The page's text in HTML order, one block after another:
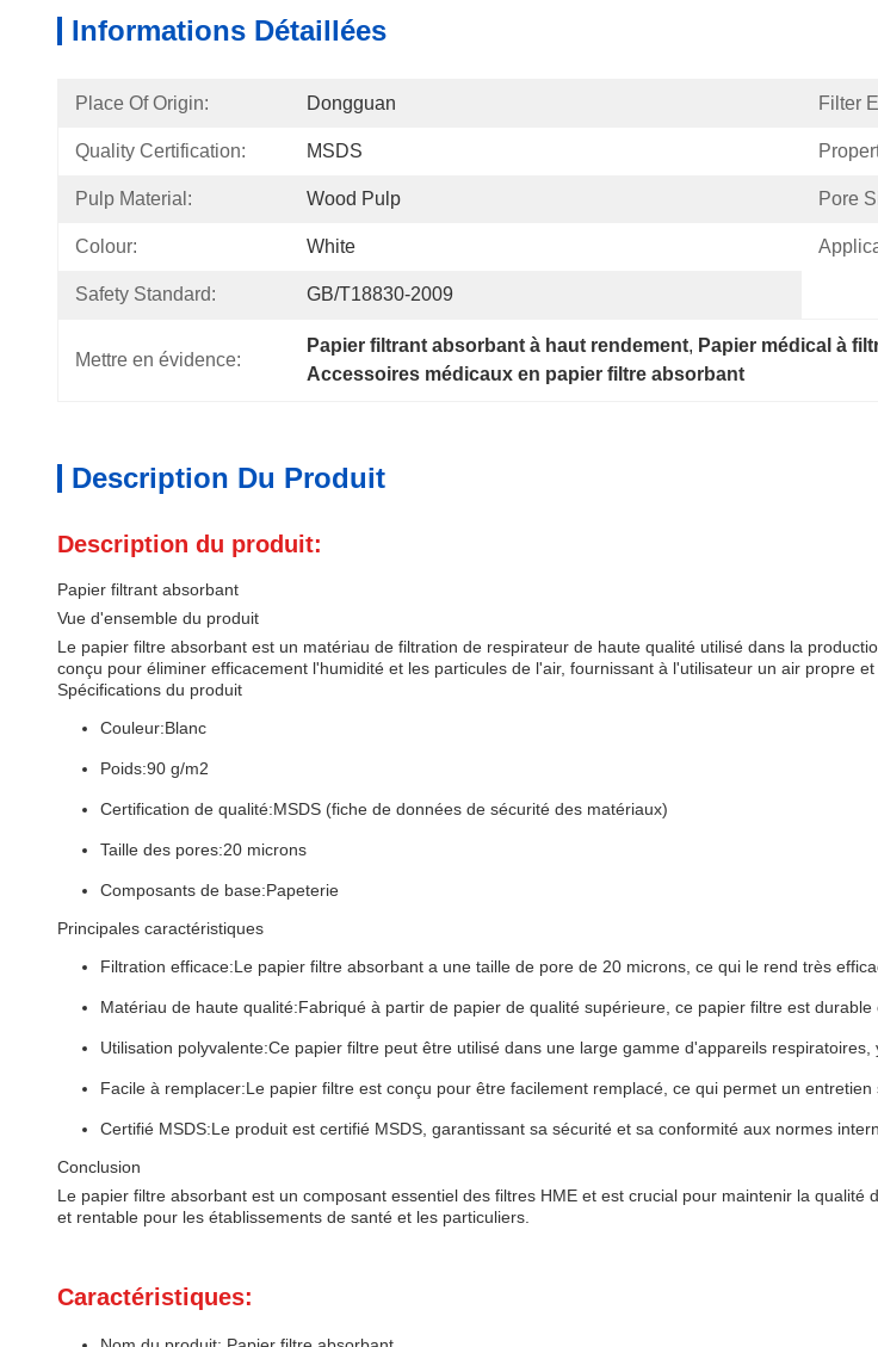
Informations Détaillées
Place Of Origin: Dongguan Filter
Quality Certification: MSDS
Pulp Material: Wood Pulp Pore
Colour: White
Safety Standard: GB/T18830-2009
Mettre en évidence:
Papier filtrant absorbant à haut rendement, Papier médical à
Accessoires médicaux en papier filtre absorbant
Description Du Produit
Description du produit:
Papier filtrant absorbant
Vue d'ensemble du produit
Le papier filtre absorbant est un matériau de filtration de respirateur de haute qualité utilisé dans la
conçu pour éliminer efficacement l'humidité et les particules de l'air, fournissant à l'utilisateur un air propre et
Spécifications du produit
Couleur:Blanc
Poids:90 g/m2
Certification de qualité:MSDS (fiche de données de sécurité des matériaux)
Taille des pores:20 microns
Composants de base:Papeterie
Principales caractéristiques
Filtration efficace:Le papier filtre absorbant a une taille de pore de 20 microns, ce qui le rend très
Matériau de haute qualité:Fabriqué à partir de papier de qualité supérieure, ce papier filtre est
Utilisation polyvalente:Ce papier filtre peut être utilisé dans une large gamme d'appareils
Facile à remplacer:Le papier filtre est conçu pour être facilement remplacé, ce qui permet un
Certifié MSDS:Le produit est certifié MSDS, garantissant sa sécurité et sa conformité aux normes
Conclusion
Le papier filtre absorbant est un composant essentiel des filtres HME et est crucial pour maintenir la
et rentable pour les établissements de santé et les particuliers.
Caractéristiques: